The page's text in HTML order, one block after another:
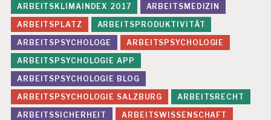
ARBEITSKLIMAINDEX 2017
ARBEITSMEDIZIN
ARBEITSPLATZ
ARBEITSPRODUKTIVITÄT
ARBEITSPSYCHOLOGE
ARBEITSPSYCHOLOGIE
ARBEITSPSYCHOLOGIE APP
ARBEITSPSYCHOLOGIE BLOG
ARBEITSPSYCHOLOGIE SALZBURG
ARBEITSRECHT
ARBEITSSICHERHEIT
ARBEITSWISSENSCHAFT